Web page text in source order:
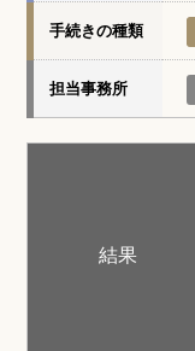
手続きの種類
担当事務所
結果